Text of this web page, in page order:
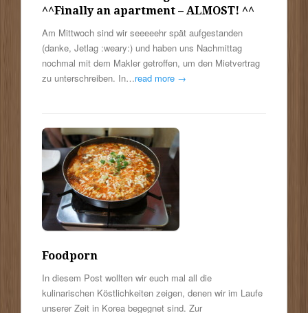
^^Finally an apartment – ALMOST! ^^
Am Mittwoch sind wir seeeeehr spät aufgestanden
(danke, Jetlag :weary:) und haben uns Nachmittag
nochmal mit dem Makler getroffen, um den Mietvertrag
zu unterschreiben. In…read more →
Foodporn
In diesem Post wollten wir euch mal all die
kulinarischen Köstlichkeiten zeigen, denen wir im Laufe
unserer Zeit in Korea begegnet sind. Zur